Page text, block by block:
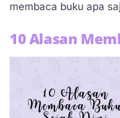
membaca buku apa
10 Alasan